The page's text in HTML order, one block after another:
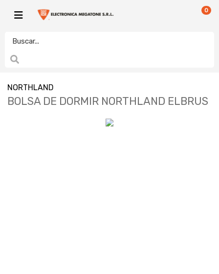
0
NORTHLAND
BOLSA DE DORMIR NORTHLAND ELBRUS